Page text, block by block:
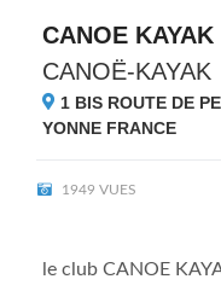
CANOE KAYAK
CANOË-KAYAK
1 BIS ROUTE DE
YONNE FRANCE
1949 VUES
le club CANOE